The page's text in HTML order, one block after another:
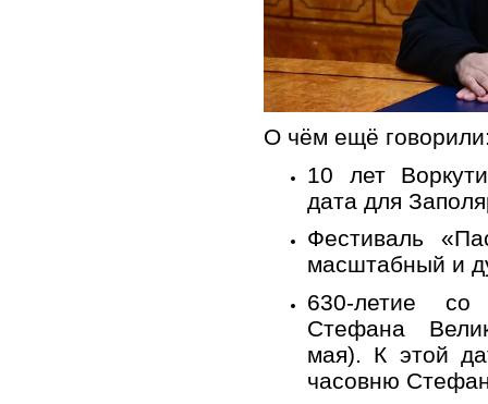
О чём ещё
10 лет
дата для
Фестиваль
масштабный и
630-летие
Стефана
мая). К этой
часовню